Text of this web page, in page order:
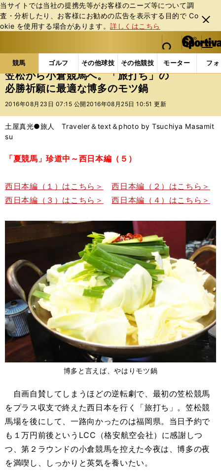
当サイトでは当社の提携先等がお客様のニーズ等について調
査・分析したり、お客様にお勧めの広告を表⽰する⽬的で Co
okie を使⽤する場合があります。詳しくはこちら
閉じ
る
web Sportiva (webスポルティーバ)
検索
マイペ
ー
ジ
メニュ
競馬 ゴルフ その他球技 その他競技 モーター フ
b
ス
ポ
ル
バ
競馬の記事一覧 競馬 笠松から小倉競馬へ。「旅打
笠松から小倉競馬へ。「旅打ち」の
必勝祈願に最適な博多のモツ鍋
2016年08月23日 07:15 公開 2016年08月25日 10:51 更新
土屋真光●旅人 Traveler＆text＆photo by Tsuchiya Masamit
su
「夏競馬」珍道中～西日本編（５）
西日本編（１）はこちら＞
西日本編（２）はこちら＞
西日本編（３）はこちら＞
西日本編（４）はこちら＞
博多と言えば、やはりモツ鍋
自画自賛してしまうほどの逆転劇で、最初の笠松競馬
をプラス収支で終えた西日本を行く「旅打ち」。笠松競
馬場を後にして、一路向かったのは福岡県。当日予約で
も１万円前後というLCC（格安航空会社）に感謝しつ
つ、第２ラウンドの小倉競馬を控えた今夜は、博多の夜
を満喫し、しっかりと英気を養いたい。